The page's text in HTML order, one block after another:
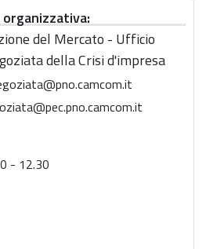
organizzativa
del Mercato - Ufficio
della Crisi d'impresa
- 12.30